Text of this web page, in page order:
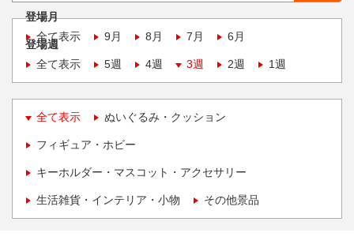
登場月
全て表示
9月 8月 7月 6月
登場週
全て表示
5週 4週 3週 2週 1週
全て表示 ぬいぐるみ・クッション
フィギュア・ホビー
キーホルダー・マスコット・アクセサリー
生活雑貨・インテリア・小物 その他景品